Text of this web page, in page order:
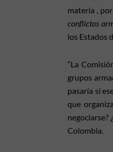
materia ,
conflictos
los Estados
“La
grupos
pasaría si
que
Colombia.